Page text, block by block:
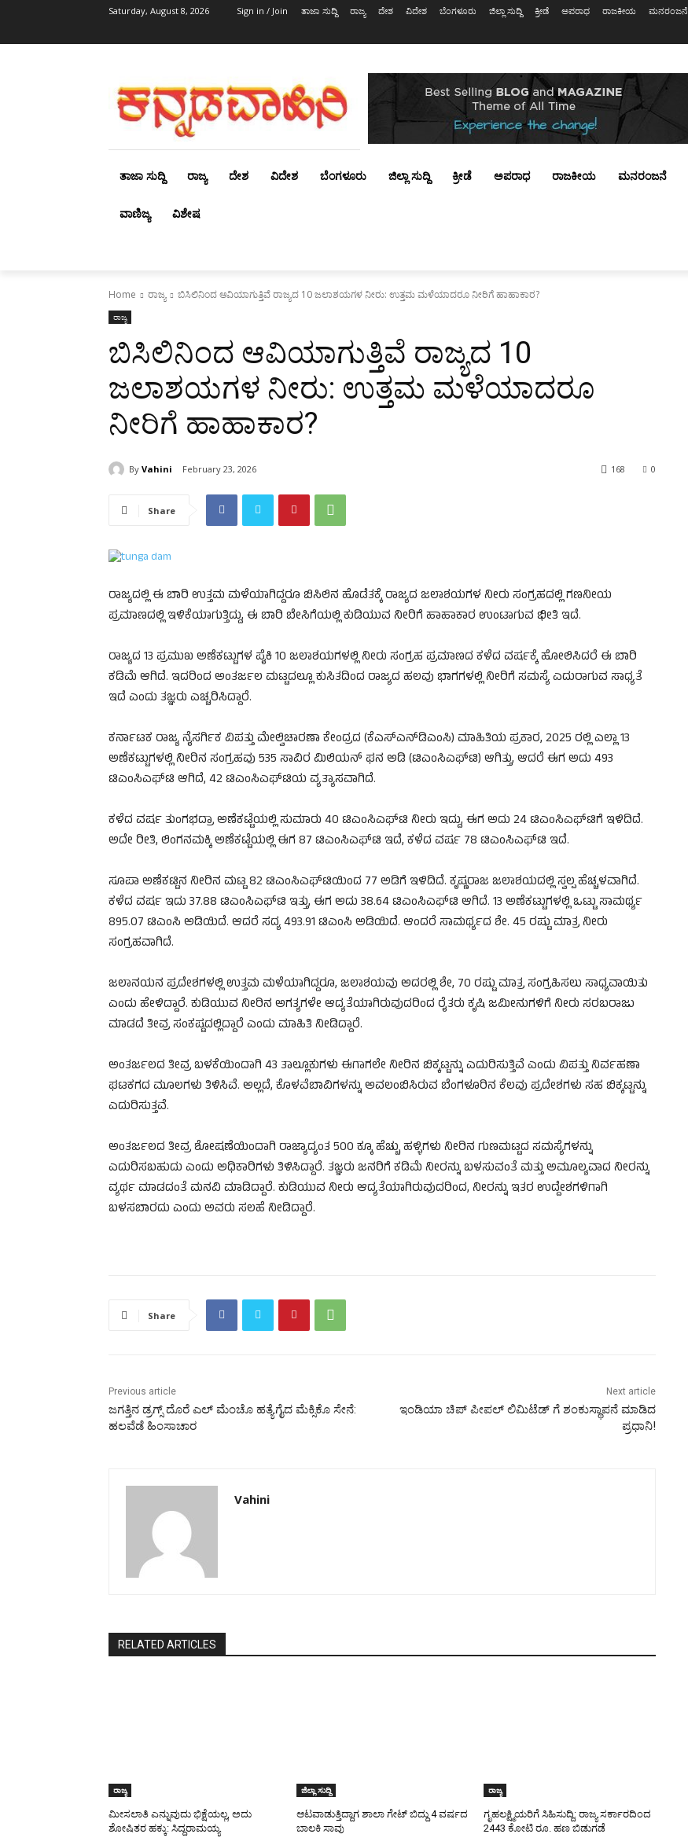
Saturday, August 8, 2026 Sign in / Join ತಾಜಾ ಸುದ್ದಿ ರಾಜ್ಯ ದೇಶ ವಿದೇಶ ಬೆಂಗಳೂರು ಜಿಲ್ಲಾ ಸುದ್ದಿ ಕ್ರೀಡೆ ಅಪರಾಧ ರಾಜಕೀಯ ಮನರಂಜನೆ
ತಾಜಾ ಸುದ್ದಿ ರಾಜ್ಯ ದೇಶ ವಿದೇಶ ಬೆಂಗಳೂರು ಜಿಲ್ಲಾ ಸುದ್ದಿ ಕ್ರೀಡೆ ಅಪರಾಧ ರಾಜಕೀಯ ಮನರಂಜನೆ
ವಾಣಿಜ್ಯ ವಿಶೇಷ
Home ರಾಜ್ಯ ಬಿಸಿಲಿನಿಂದ ಆವಿಯಾಗುತ್ತಿವೆ ರಾಜ್ಯದ 10 ಜಲಾಶಯಗಳ ನೀರು: ಉತ್ತಮ ಮಳೆಯಾದರೂ ನೀರಿಗೆ ಹಾಹಾಕಾರ?
ರಾಜ್ಯ
ಬಿಸಿಲಿನಿಂದ ಆವಿಯಾಗುತ್ತಿವೆ ರಾಜ್ಯದ 10
ಜಲಾಶಯಗಳ ನೀರು: ಉತ್ತಮ ಮಳೆಯಾದರೂ
ನೀರಿಗೆ ಹಾಹಾಕಾರ?
By Vahini February 23, 2026 0
168
Share
ರಾಜ್ಯದಲ್ಲಿ ಈ ಬಾರಿ ಉತ್ತಮ ಮಳೆಯಾಗಿದ್ದರೂ ಬಿಸಿಲಿನ ಹೊಡೆತಕ್ಕೆ ರಾಜ್ಯದ ಜಲಾಶಯಗಳ ನೀರು ಸಂಗ್ರಹದಲ್ಲಿ ಗಣನೀಯ
ಪ್ರಮಾಣದಲ್ಲಿ ಇಳಿಕೆಯಾಗುತ್ತಿದ್ದು, ಈ ಬಾರಿ ಬೇಸಿಗೆಯಲ್ಲಿ ಕುಡಿಯುವ ನೀರಿಗೆ ಹಾಹಾಕಾರ ಉಂಟಾಗುವ ಭೀತಿ ಇದೆ.
ರಾಜ್ಯದ 13 ಪ್ರಮುಖ ಅಣೆಕಟ್ಟುಗಳ ಪೈಕಿ 10 ಜಲಾಶಯಗಳಲ್ಲಿ ನೀರು ಸಂಗ್ರಹ ಪ್ರಮಾಣದ ಕಳೆದ ವರ್ಷಕ್ಕೆ ಹೋಲಿಸಿದರೆ ಈ ಬಾರಿ
ಕಡಿಮೆ ಆಗಿದೆ. ಇದರಿಂದ ಅಂತರ್ಜಲ ಮಟ್ಟದಲ್ಲೂ ಕುಸಿತದಿಂದ ರಾಜ್ಯದ ಹಲವು ಭಾಗಗಳಲ್ಲಿ ನೀರಿಗೆ ಸಮಸ್ಯೆ ಎದುರಾಗುವ ಸಾಧ್ಯತೆ
ಇದೆ ಎಂದು ತಜ್ಞರು ಎಚ್ಚರಿಸಿದ್ದಾರೆ.
ಕರ್ನಾಟಕ ರಾಜ್ಯ ನೈಸರ್ಗಿಕ ವಿಪತ್ತು ಮೇಲ್ವಿಚಾರಣಾ ಕೇಂದ್ರದ (ಕೆಎಸ್‌ಎನ್‌ಡಿಎಂಸಿ) ಮಾಹಿತಿಯ ಪ್ರಕಾರ, 2025 ರಲ್ಲಿ ಎಲ್ಲಾ 13
ಅಣೆಕಟ್ಟುಗಳಲ್ಲಿ ನೀರಿನ ಸಂಗ್ರಹವು 535 ಸಾವಿರ ಮಿಲಿಯನ್ ಘನ ಅಡಿ (ಟಿಎಂಸಿಎಫ್‌ಟಿ) ಆಗಿತ್ತು, ಆದರೆ ಈಗ ಅದು 493
ಟಿಎಂಸಿಎಫ್‌ಟಿ ಆಗಿದೆ, 42 ಟಿಎಂಸಿಎಫ್‌ಟಿಯ ವ್ಯತ್ಯಾಸವಾಗಿದೆ.
ಕಳೆದ ವರ್ಷ ತುಂಗಭದ್ರಾ ಅಣೆಕಟ್ಟೆಯಲ್ಲಿ ಸುಮಾರು 40 ಟಿಎಂಸಿಎಫ್‌ಟಿ ನೀರು ಇದ್ದು, ಈಗ ಅದು 24 ಟಿಎಂಸಿಎಫ್‌ಟಿಗೆ ಇಳಿದಿದೆ.
ಅದೇ ರೀತಿ, ಲಿಂಗನಮಕ್ಕಿ ಅಣೆಕಟ್ಟೆಯಲ್ಲಿ ಈಗ 87 ಟಿಎಂಸಿಎಫ್‌ಟಿ ಇದೆ, ಕಳೆದ ವರ್ಷ 78 ಟಿಎಂಸಿಎಫ್‌ಟಿ ಇದೆ.
ಸೂಪಾ ಅಣೆಕಟ್ಟಿನ ನೀರಿನ ಮಟ್ಟ 82 ಟಿಎಂಸಿಎಫ್‌ಟಿಯಿಂದ 77 ಅಡಿಗೆ ಇಳಿದಿದೆ. ಕೃಷ್ಣರಾಜ ಜಲಾಶಯದಲ್ಲಿ ಸ್ವಲ್ಪ ಹೆಚ್ಚಳವಾಗಿದೆ.
ಕಳೆದ ವರ್ಷ ಇದು 37.88 ಟಿಎಂಸಿಎಫ್‌ಟಿ ಇತ್ತು, ಈಗ ಅದು 38.64 ಟಿಎಂಸಿಎಫ್‌ಟಿ ಆಗಿದೆ. 13 ಅಣೆಕಟ್ಟುಗಳಲ್ಲಿ ಒಟ್ಟು ಸಾಮರ್ಥ್ಯ
895.07 ಟಿಎಂಸಿ ಅಡಿಯಿದೆ. ಆದರೆ ಸದ್ಯ 493.91 ಟಿಎಂಸಿ ಅಡಿಯಿದೆ. ಆಂದರೆ ಸಾಮರ್ಥ್ಯದ ಶೇ. 45 ರಷ್ಟು ಮಾತ್ರ ನೀರು
ಸಂಗ್ರಹವಾಗಿದೆ.
ಜಲಾನಯನ ಪ್ರದೇಶಗಳಲ್ಲಿ ಉತ್ತಮ ಮಳೆಯಾಗಿದ್ದರೂ, ಜಲಾಶಯವು ಅದರಲ್ಲಿ ಶೇ, 70 ರಷ್ಟು ಮಾತ್ರ ಸಂಗ್ರಹಿಸಲು ಸಾಧ್ಯವಾಯಿತು
ಎಂದು ಹೇಳಿದ್ದಾರೆ. ಕುಡಿಯುವ ನೀರಿನ ಅಗತ್ಯಗಳೇ ಆದ್ಯತೆಯಾಗಿರುವುದರಿಂದ ರೈತರು ಕೃಷಿ ಜಮೀನುಗಳಿಗೆ ನೀರು ಸರಬರಾಜು
ಮಾಡದೆ ತೀವ್ರ ಸಂಕಷ್ಟದಲ್ಲಿದ್ದಾರೆ ಎಂದು ಮಾಹಿತಿ ನೀಡಿದ್ದಾರೆ.
ಅಂತರ್ಜಲದ ತೀವ್ರ ಬಳಕೆಯಿಂದಾಗಿ 43 ತಾಲ್ಲೂಕುಗಳು ಈಗಾಗಲೇ ನೀರಿನ ಬಿಕ್ಕಟ್ಟನ್ನು ಎದುರಿಸುತ್ತಿವೆ ಎಂದು ವಿಪತ್ತು ನಿರ್ವಹಣಾ
ಘಟಕಗದ ಮೂಲಗಳು ತಿಳಿಸಿವೆ. ಅಲ್ಲದೆ, ಕೊಳವೆಬಾವಿಗಳನ್ನು ಅವಲಂಬಿಸಿರುವ ಬೆಂಗಳೂರಿನ ಕೆಲವು ಪ್ರದೇಶಗಳು ಸಹ ಬಿಕ್ಕಟ್ಟನ್ನು
ಎದುರಿಸುತ್ತವೆ.
ಅಂತರ್ಜಲದ ತೀವ್ರ ಶೋಷಣೆಯಿಂದಾಗಿ ರಾಜ್ಯಾದ್ಯಂತ 500 ಕ್ಕೂ ಹೆಚ್ಚು ಹಳ್ಳಿಗಳು ನೀರಿನ ಗುಣಮಟ್ಟದ ಸಮಸ್ಯೆಗಳನ್ನು
ಎದುರಿಸಬಹುದು ಎಂದು ಅಧಿಕಾರಿಗಳು ತಿಳಿಸಿದ್ದಾರೆ. ತಜ್ಞರು ಜನರಿಗೆ ಕಡಿಮೆ ನೀರನ್ನು ಬಳಸುವಂತೆ ಮತ್ತು ಅಮೂಲ್ಯವಾದ ನೀರನ್ನು
ವ್ಯರ್ಥ ಮಾಡದಂತೆ ಮನವಿ ಮಾಡಿದ್ದಾರೆ. ಕುಡಿಯುವ ನೀರು ಆದ್ಯತೆಯಾಗಿರುವುದರಿಂದ, ನೀರನ್ನು ಇತರ ಉದ್ದೇಶಗಳಿಗಾಗಿ
ಬಳಸಬಾರದು ಎಂದು ಅವರು ಸಲಹೆ ನೀಡಿದ್ದಾರೆ.
Share
Previous article
ಜಗತ್ತಿನ ಡ್ರಗ್ಸ್‌ ದೊರೆ ಎಲ್ ಮೆಂಚೊ ಹತ್ಯೆಗೈದ ಮೆಕ್ಸಿಕೊ ಸೇನೆ:
ಹಲವೆಡೆ ಹಿಂಸಾಚಾರ
Next article
ಇಂಡಿಯಾ ಚಿಪ್ ಪೀಪಲ್ ಲಿಮಿಟೆಡ್ ಗೆ ಶಂಕುಸ್ಥಾಪನೆ ಮಾಡಿದ
ಪ್ರಧಾನಿ!
Vahini
RELATED ARTICLES
ರಾಜ್ಯ
ಮೀಸಲಾತಿ ಎನ್ನುವುದು ಭಿಕ್ಷೆಯಲ್ಲ, ಅದು
ಶೋಷಿತರ ಹಕ್ಕು: ಸಿದ್ದರಾಮಯ್ಯ
ಜಿಲ್ಲಾ ಸುದ್ದಿ
ಆಟವಾಡುತ್ತಿದ್ದಾಗ ಶಾಲಾ ಗೇಟ್‌ ಬಿದ್ದು 4 ವರ್ಷದ
ಬಾಲಕಿ ಸಾವು
ರಾಜ್ಯ
ಗೃಹಲಕ್ಷ್ಮಿಯರಿಗೆ ಸಿಹಿಸುದ್ದಿ: ರಾಜ್ಯ ಸರ್ಕಾರದಿಂದ
2443 ಕೋಟಿ ರೂ. ಹಣ ಬಿಡುಗಡೆ